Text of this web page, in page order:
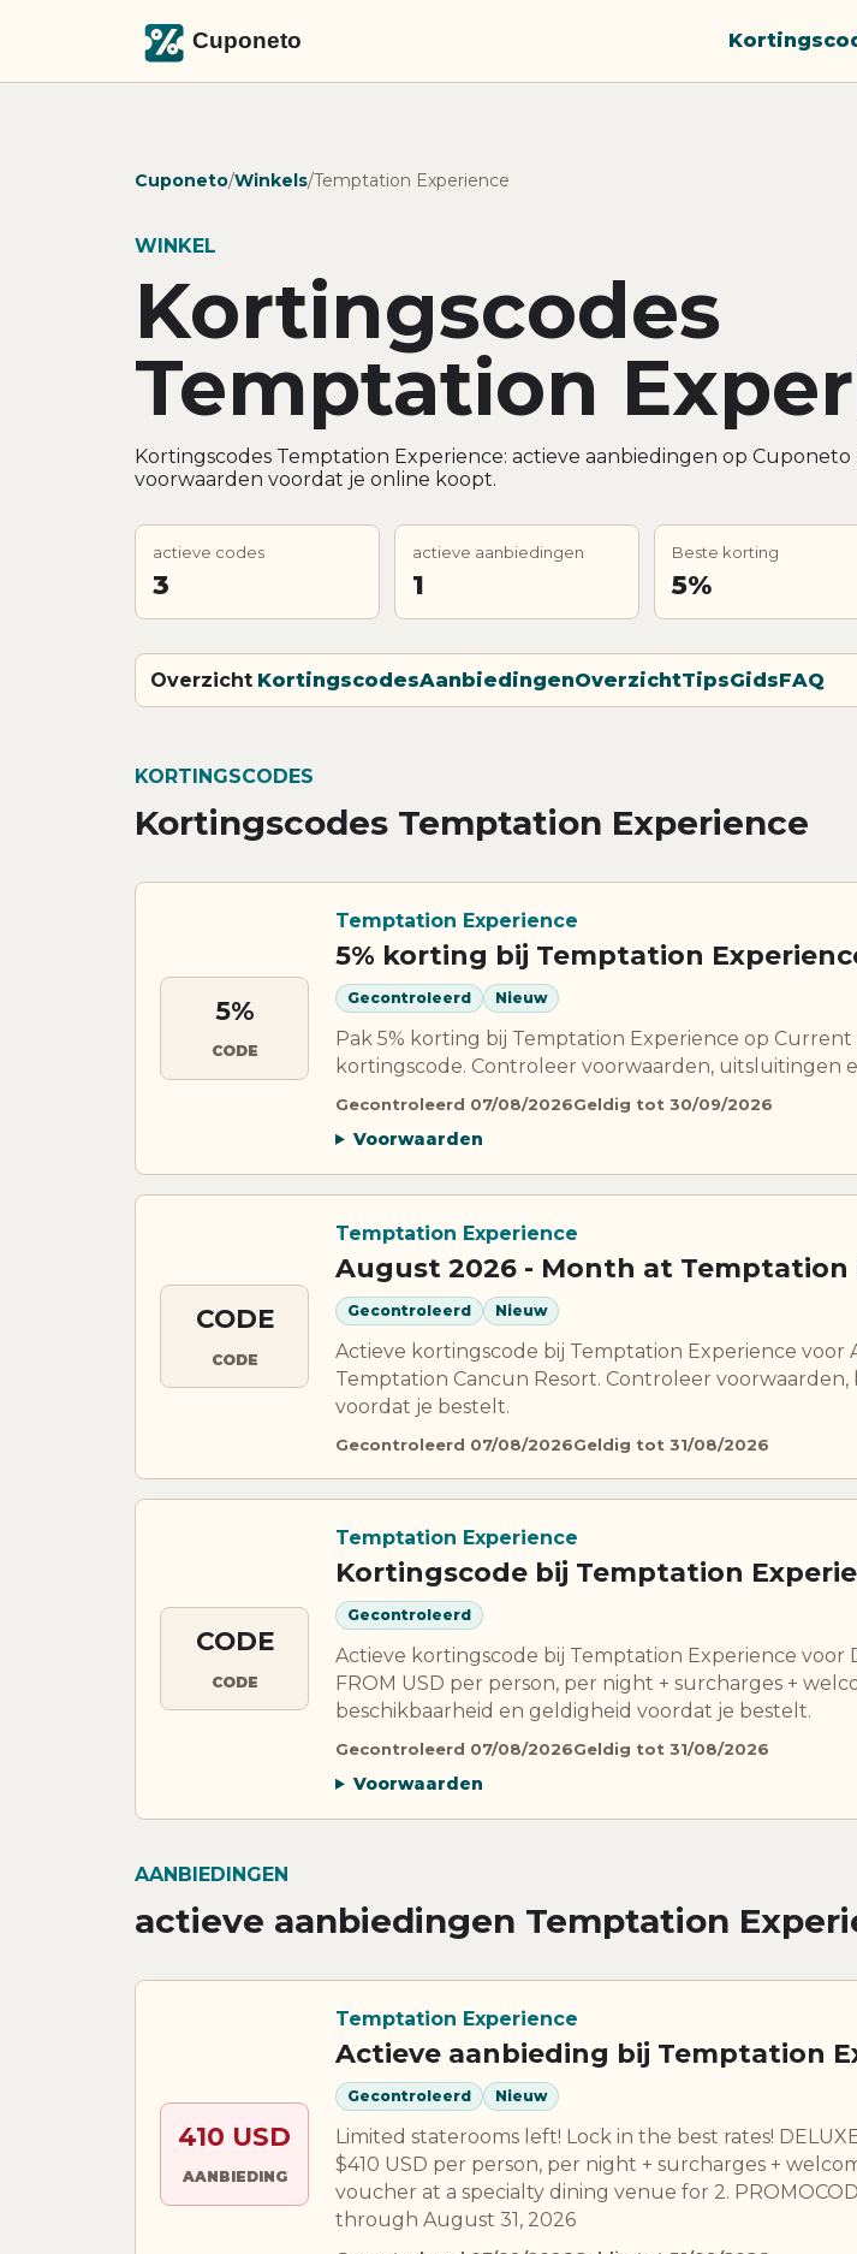
Cuponeto/Winkels/Temptation Experience
WINKEL
Kortingscodes
Temptation
Kortingscodes Temptation Experience: actieve aanbiedingen op
voorwaarden voordat je online koopt.
actieve codes
3
actieve aanbiedingen
1
Beste korting
5%
Overzicht KortingscodesAanbiedingenOverzichtTipsGidsFAQ
KORTINGSCODES
Kortingscodes Temptation Experience
5%
CODE
Temptation Experience
5% korting bij Temptation
Gecontroleerd Nieuw
Pak 5% korting bij Temptation Experience op
kortingscode. Controleer voorwaarden, uitsluitingen
Gecontroleerd 07/08/2026Geldig tot 30/09/2026
Voorwaarden
CODE
CODE
Temptation Experience
August 2026 - Month at Temptation
Gecontroleerd Nieuw
Actieve kortingscode bij Temptation Experience voor
Temptation Cancun Resort. Controleer
voordat je bestelt.
Gecontroleerd 07/08/2026Geldig tot 31/08/2026
CODE
CODE
Temptation Experience
Kortingscode bij Temptation
Gecontroleerd
Actieve kortingscode bij Temptation Experience voor
FROM USD per person, per night + surcharges +
beschikbaarheid en geldigheid voordat je bestelt.
Gecontroleerd 07/08/2026Geldig tot 31/08/2026
Voorwaarden
AANBIEDINGEN
actieve aanbiedingen Temptation
410 USD
AANBIEDING
Temptation Experience
Actieve aanbieding bij Temptation
Gecontroleerd Nieuw
Limited staterooms left! Lock in the best rates!
$410 USD per person, per night + surcharges +
voucher at a specialty dining venue for 2.
through August 31, 2026